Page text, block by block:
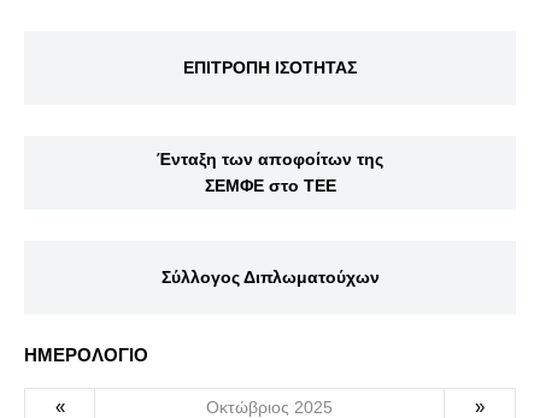
ΕΠΙΤΡΟΠΗ ΙΣΟΤΗΤΑΣ
Ένταξη των αποφοίτων της
ΣΕΜΦΕ στο ΤΕΕ
Σύλλογος Διπλωματούχων
ΗΜΕΡΟΛΟΓΙΟ
« Οκτώβριος 2025 »